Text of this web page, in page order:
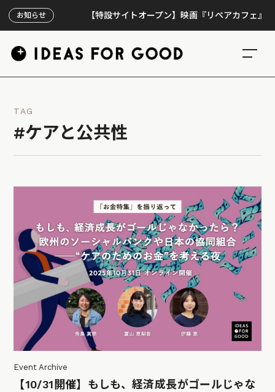
お知らせ 【特設サイトオープン】映画『リペアカフェ』、上映
TAG
#ケアと公共性
Event Archive
【10/31開催】もしも、経済成長がゴールじゃな